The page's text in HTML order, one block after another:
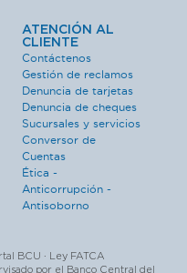
ATENCIÓN AL
CLIENTE
Contáctenos
Gestión de reclamos
Denuncia de tarjetas
Denuncia de cheques
Sucursales y servicios
Conversor de
Cuentas
Ética -
Anticorrupción -
Antisoborno
BCU · Ley FATCA
por el Banco Central del